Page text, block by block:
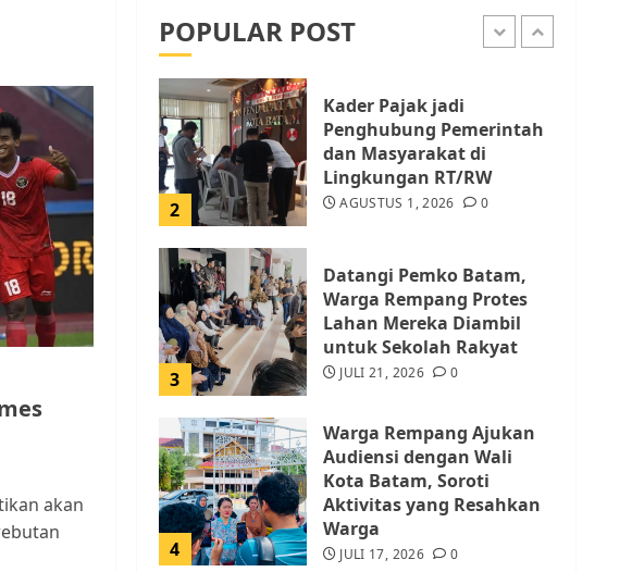
akan
POPULAR POST
1 AGUSTUS 1, 2026
2
Kader Pajak jadi
Penghubung Pemerintah
dan Masyarakat di
Lingkungan RT/RW
AGUSTUS 1, 2026 0
3
Datangi Pemko Batam,
Warga Rempang Protes
Lahan Mereka Diambil
untuk Sekolah Rakyat
JULI 21, 2026 0
4
Warga Rempang Ajukan
Audiensi dengan Wali
Kota Batam, Soroti
Aktivitas yang Resahkan
Warga
JULI 17, 2026 0